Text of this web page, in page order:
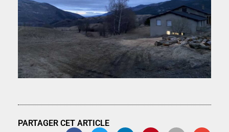
PARTAGER CET ARTICLE